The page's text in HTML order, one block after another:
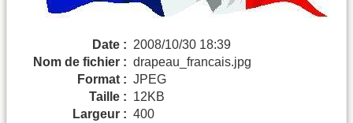
Date : 2008/10/30 18:39
Nom de fichier : drapeau_francais.jpg
Format : JPEG
Taille : 12KB
Largeur : 400